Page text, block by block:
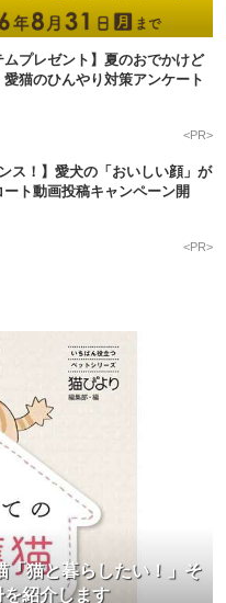
ムプレゼント】夏のおでかけど
猫のひんやり対策アンケート
<PR>
ス！】愛犬の「おいしい顔」が
ト動画投稿キャンペーン開
<PR>
「猫と暮らしたい！」そ
紹介します